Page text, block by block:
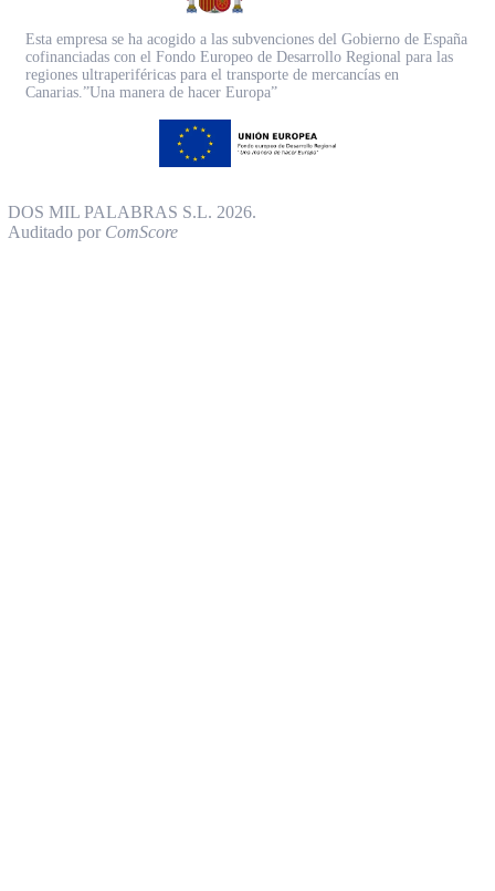
Esta empresa se ha acogido a las subvenciones del Gobierno de España
cofinanciadas con el Fondo Europeo de Desarrollo Regional para las
regiones ultraperiféricas para el transporte de mercancías en
Canarias.”Una manera de hacer Europa”
DOS MIL PALABRAS S.L. 2026.
Auditado por ComScore